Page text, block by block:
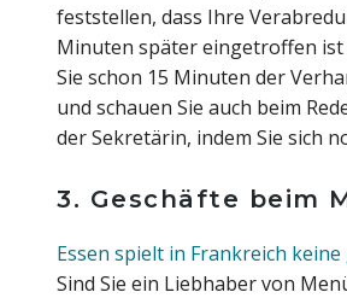
feststellen, dass Ihre
Minuten später eingetroffen ist
Sie schon 15 Minuten der
und schauen Sie auch beim
der Sekretärin, indem Sie sich
3. Geschäfte beim
Essen spielt in Frankreich
Sind Sie ein Liebhaber von